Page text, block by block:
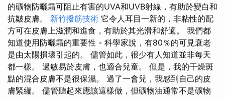
的礦物防曬霜可阻止有害的UVA和UVB射線，有助於變白和
抗皺皮膚。 新竹撥筋技術 它令人耳目一新的，非粘性的配
方可在皮膚上滋潤和進食，有助於其光滑和舒適。 我們都
知道使用防曬霜的重要性 - 科學家說，有80％的可見衰老
是由太陽損壞引起的。 儘管如此，很少有人知道並非每天
都一樣。 過敏易於皮膚，也適合兒童。 但是，我的干燥斑
點的混合皮膚不是很保濕。 過了一會兒，我感到自己的皮
膚緊繃。 儘管聽起來應該這樣做，但礦物油通常不是礦物